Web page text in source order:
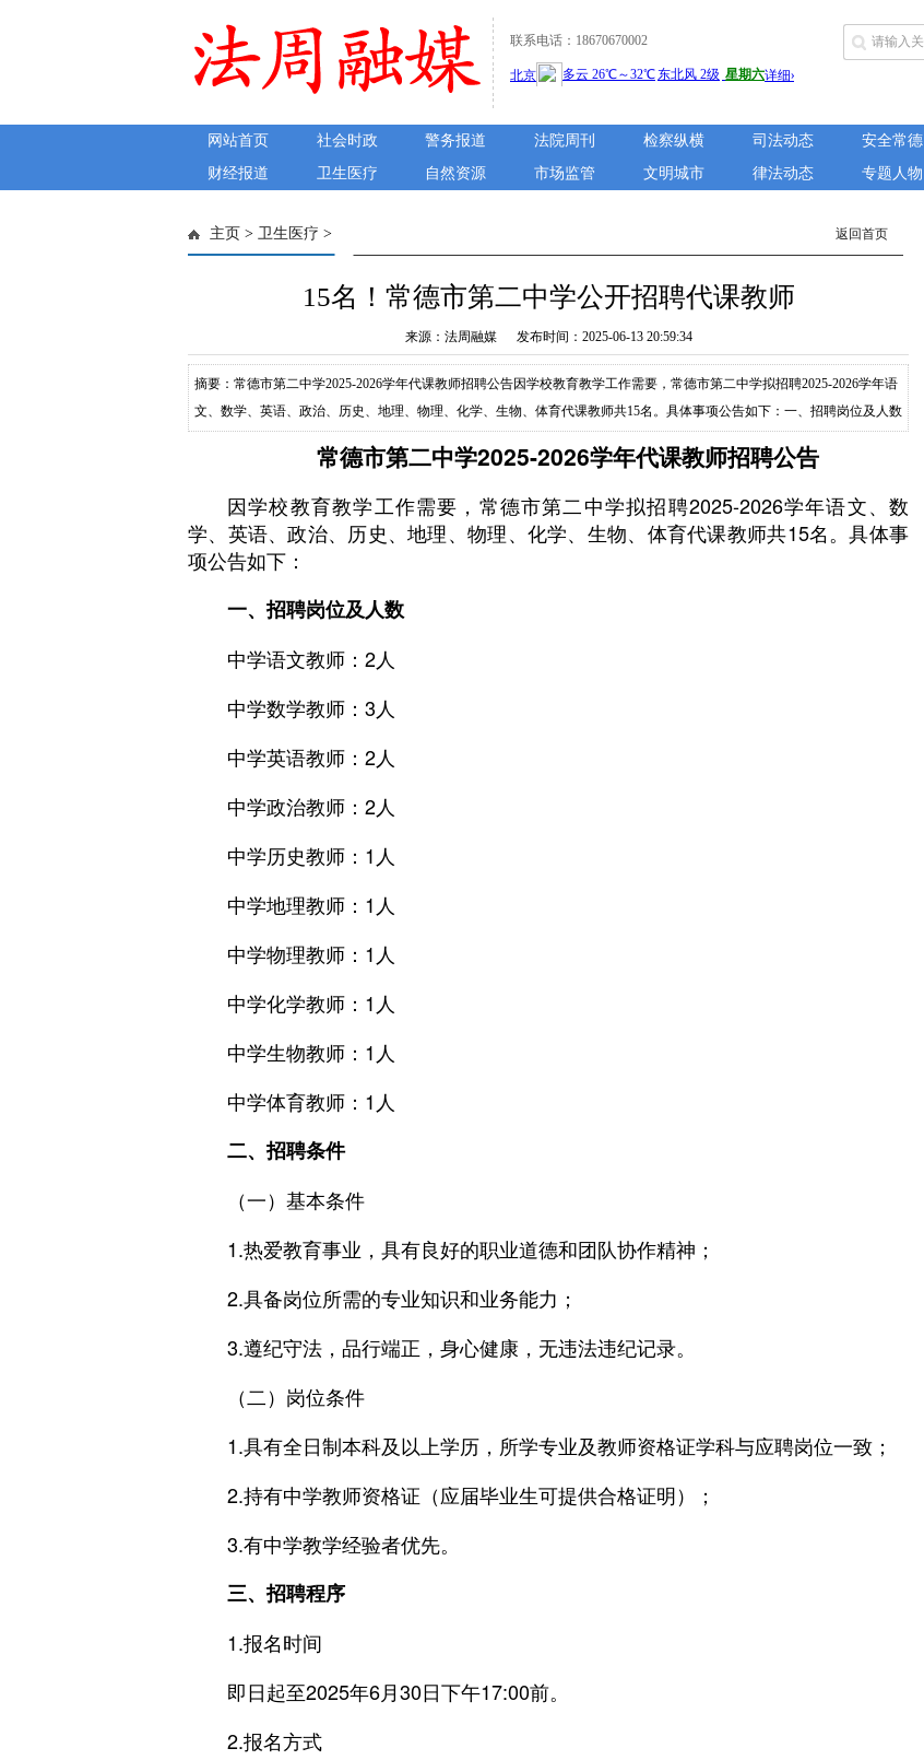
联系电话：18670670002
网站首页 社会时政 警务报道 法院周刊 检察纵横 司法动态 安全常德
财经报道
卫生医疗 自然资源 市场监管 文明城市 律法动态 专题人物
主页 > 卫生医疗 > 返回首页
15名！常德市第二中学公开招聘代课教师
来源：法周融媒 发布时间：2025-06-13 20:59:34
摘要：常德市第二中学2025-2026学年代课教师招聘公告因学校教育教学工作需要，常德市第二中学拟招聘2025-2026学年语
文、数学、英语、政治、历史、地理、物理、化学、生物、体育代课教师共15名。具体事项公告如下：一、招聘岗位及人数
理教师：1人中学化学教师：1人中学生物教师：1人中学体育教师：1人二、招聘条件（一）基...
常德市第二中学2025-2026学年代课教师招聘公告
因学校教育教学工作需要，常德市第二中学拟招聘2025-2026学年语文、数
学、英语、政治、历史、地理、物理、化学、生物、体育代课教师共15名。具体事
项公告如下：
一、招聘岗位及人数
中学语文教师：2人
中学数学教师：3人
中学英语教师：2人
中学政治教师：2人
中学历史教师：1人
中学地理教师：1人
中学物理教师：1人
中学化学教师：1人
中学生物教师：1人
中学体育教师：1人
二、招聘条件
（一）基本条件
1.热爱教育事业，具有良好的职业道德和团队协作精神；
2.具备岗位所需的专业知识和业务能力；
3.遵纪守法，品行端正，身心健康，无违法违纪记录。
（二）岗位条件
1.具有全日制本科及以上学历，所学专业及教师资格证学科与应聘岗位一致；
2.持有中学教师资格证（应届毕业生可提供合格证明）；
3.有中学教学经验者优先。
三、招聘程序
1.报名时间
即日起至2025年6月30日下午17:00前。
2.报名方式